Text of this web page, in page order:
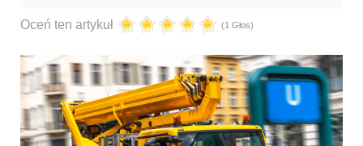
Oceń ten artykuł (1 Głos)